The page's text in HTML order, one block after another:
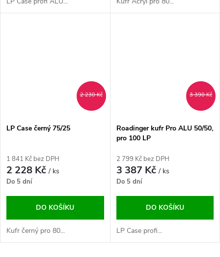
2 230 Kč
LP Case černý 75/25
1 841 Kč bez DPH
2 228 Kč/ ks
Do 5 dní
DO KOŠÍKU
Kufr černý pro 80...
3 390 Kč
Roadinger kufr Pro ALU 50/50,
pro 100 LP
2 799 Kč bez DPH
3 387 Kč/ ks
Do 5 dní
DO KOŠÍKU
LP Case profi...